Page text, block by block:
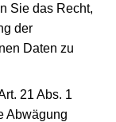
Sie das Recht,
der
Daten zu
21 Abs. 1
Abwägung